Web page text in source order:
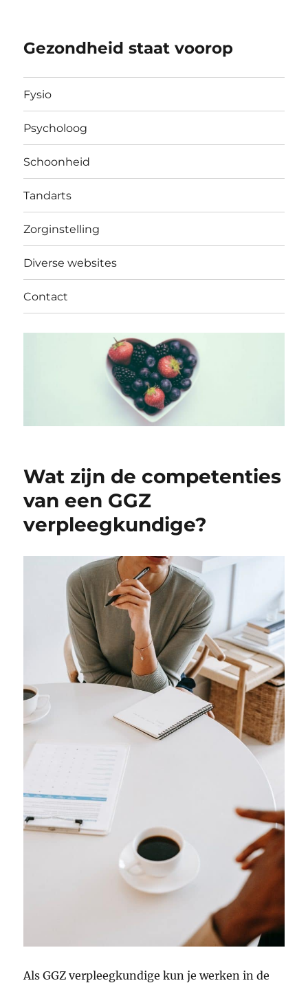
Gezondheid staat voorop
Fysio
Psycholoog
Schoonheid
Tandarts
Zorginstelling
Diverse websites
Contact
Wat zijn de competenties
van een GGZ
verpleegkundige?
Als GGZ verpleegkundige kun je werken in de